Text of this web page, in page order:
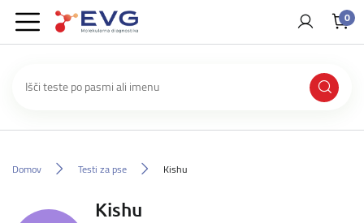
0
Domov Testi za pse Kishu
Kishu